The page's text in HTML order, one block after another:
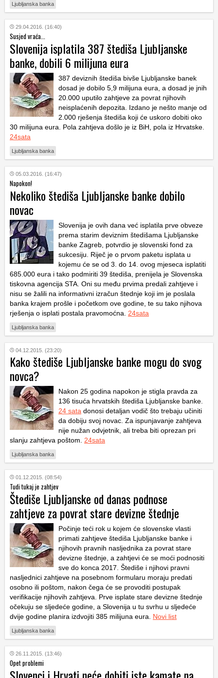
Ljubljanska banka
29.04.2016. (16:40)
Susjed vraća...
Slovenija isplatila 387 štediša Ljubljanske
banke, dobili 6 milijuna eura
387 deviznih štediša bivše Ljubljanske banek
dosad je dobilo 5,9 milijuna eura, a dosad je jnih
20.000 uputilo zahtjeve za povrat njihovih
neisplaćenih depozita. Izdano je nešto manje od
2.000 rješenja štediša koji će uskoro dobiti oko
30 milijuna eura. Pola zahtjeva došlo je iz BiH, pola iz Hrvatske.
24sata
Ljubljanska banka
05.03.2016. (16:47)
Napokon!
Nekoliko štediša Ljubljanske banke dobilo
novac
Slovenija je ovih dana već isplatila prve obveze
prema starim deviznim štedišama Ljubljanske
banke Zagreb, potvrdio je slovenski fond za
sukcesiju. Riječ je o prvom paketu isplata u
kojemu će se od 3. do 14. ovog mjeseca isplatiti
685.000 eura i tako podmiriti 39 štediša, prenijela je Slovenska
tiskovna agencija STA. Oni su među prvima predali zahtjeve i
nisu se žalili na informativni izračun štednje koji im je poslala
banka krajem prošle i početkom ove godine, te su tako njihova
rješenja o isplati postala pravomoćna. 24sata
Ljubljanska banka
04.12.2015. (23:20)
Kako štediše Ljubljanske banke mogu do svog
novca?
Nakon 25 godina napokon je stigla pravda za
136 tisuća hrvatskih štediša Ljubljanske banke.
24 sata donosi detaljan vodič što trebaju učiniti
da dobiju svoj novac. Za ispunjavanje zahtjeva
nije nužan odvjetnik, ali treba biti oprezan pri
slanju zahtjeva poštom. 24sata
Ljubljanska banka
01.12.2015. (08:54)
Tudi tukaj je zahtjev
Štediše Ljubljanske od danas podnose
zahtjeve za povrat stare devizne štednje
Počinje teći rok u kojem će slovenske vlasti
primati zahtjeve štediša Ljubljanske banke i
njihovih pravnih nasljednika za povrat stare
devizne štednje, a zahtjevi će se moći podnositi
sve do konca 2017. Štediše i njihovi pravni
nasljednici zahtjeve na posebnom formularu moraju predati
osobno ili poštom, nakon čega će se provoditi postupak
verifikacije njihovih zahtjeva. Prve isplate stare devizne štednje
očekuju se sljedeće godine, a Slovenija u tu svrhu u sljedeće
dvije godine planira izdvojiti 385 milijuna eura. Novi list
Ljubljanska banka
26.11.2015. (13:46)
Opet problemi